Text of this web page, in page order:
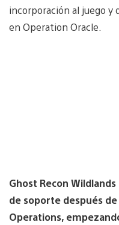
incorporación al juego y
en Operation Oracle.
Ghost Recon
de soporte después
Operations,